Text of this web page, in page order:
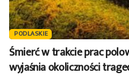
PODLASKIE
Śmierć w trakcie prac
wyjaśnia okoliczności